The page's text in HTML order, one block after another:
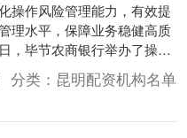
操作风险管理能力，有效提
理水平，保障业务稳健高质
，毕节农商银行举办了操作
培训。各支行行长、客户经
、业....
分类： 昆明配资机构名单